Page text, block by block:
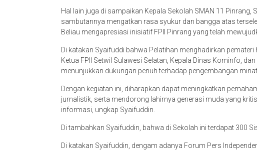
Hal lain juga di sampaikan Kepala Sekolah SMAN 11 Pinrang,
sambutannya mengatkan rasa syukur dan bangga atas
Beliau mengapresiasi inisiatif FPII Pinrang yang telah
Di katakan Syaifuddi bahwa Pelatihan menghadirkan
Ketua FPII Setwil Sulawesi Selatan, Kepala Dinas Kominfo,
menunjukkan dukungan penuh terhadap pengembangan
Dengan kegiatan ini, diharapkan dapat meningkatkan
jurnalistik, serta mendorong lahirnya generasi muda yang
informasi, ungkap Syaifuddin.
Di tambahkan Syaifuddin, bahwa di Sekolah ini terdapat 300
Di katakan Syaifuddin, dengam adanya Forum Pers